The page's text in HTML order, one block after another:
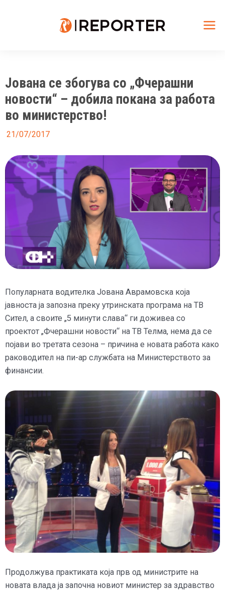
Јована се збогува со „Фчерашни
новости“ – добила покана за работа
во министерство!
21/07/2017
Популарната водителка Јована Аврамовска која
јавноста ја запозна преку утринската програма на ТВ
Сител, а своите „5 минути слава“ ги доживеа со
проектот „Фчерашни новости“ на ТВ Телма, нема да се
појави во третата сезона – причина е новата работа како
раководител на пи-ар службата на Министерството за
финансии.
Продолжува практиката која прв од министрите на
новата влада ја започна новиот министер за здравство